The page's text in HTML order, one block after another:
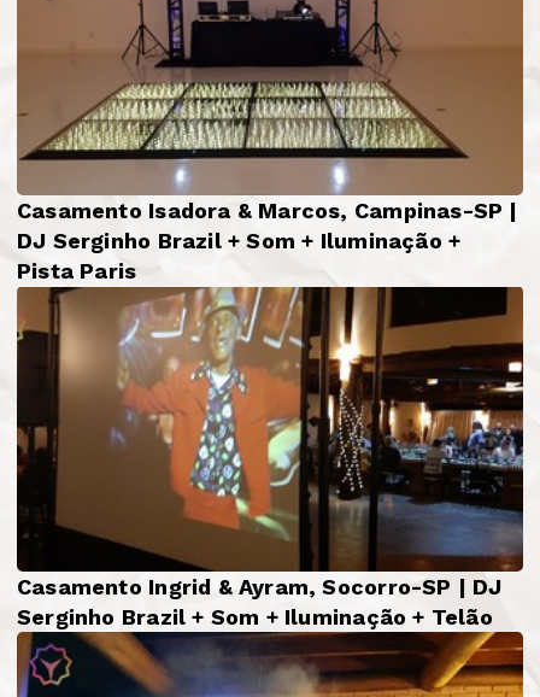
Casamento Isadora & Marcos, Campinas-SP |
DJ Serginho Brazil + Som + Iluminação +
Pista Paris
Casamento Ingrid & Ayram, Socorro-SP | DJ
Serginho Brazil + Som + Iluminação + Telão